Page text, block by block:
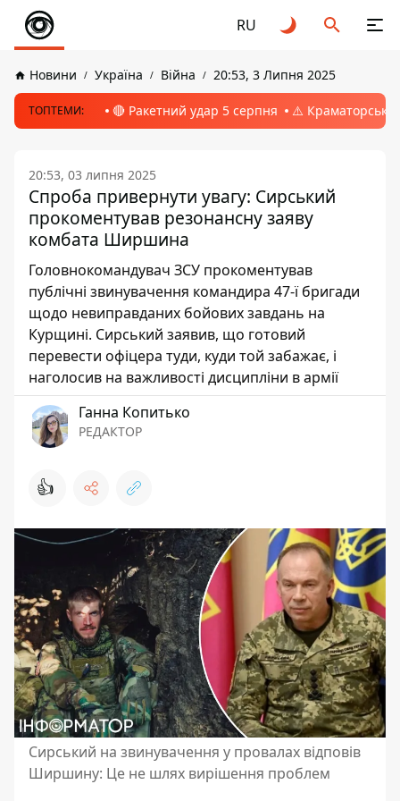
RU
Новини Україна Війна 20:53, 3 Липня 2025
ТОПТЕМИ: 🔴 Ракетний удар 5 серпня ⚠️ Краматорськ,
20:53, 03 липня 2025
Спроба привернути увагу: Сирський
прокоментував резонансну заяву
комбата Ширшина
Головнокомандувач ЗСУ прокоментував
публічні звинувачення командира 47-ї бригади
щодо невиправданих бойових завдань на
Курщині. Сирський заявив, що готовий
перевести офіцера туди, куди той забажає, і
наголосив на важливості дисципліни в армії
Ганна Копитько
РЕДАКТОР
👍
Сирський на звинувачення у провалах відповів
Ширшину: Це не шлях вирішення проблем